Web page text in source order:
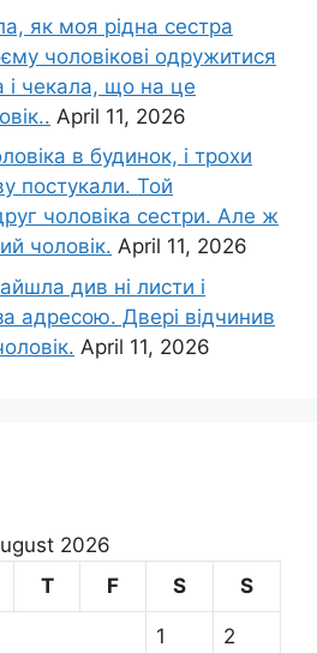
як моя рідна сестра
чоловікові одружитися
і чекала, що на це
April 11, 2026
в будинок, і трохи
постукали. Той
чоловіка сестри. Але ж
чоловік. April 11, 2026
див ні листи і
адресою. Двері відчинив
April 11, 2026
2026
T F S S
1 2